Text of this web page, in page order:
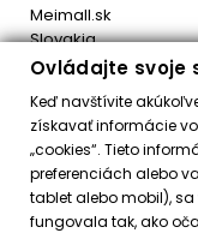
Meimall.sk
Slovakia
Email:
Control your
Ovládajte svoje
Keď navštívite
získavať informácie
„cookies“. Tieto
preferenciách alebo
tablet alebo mobil),
fungovala tak, ako